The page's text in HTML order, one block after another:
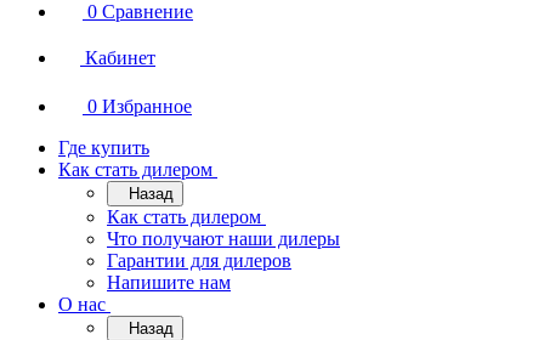
0 Сравнение
Кабинет
0 Избранное
Где купить
Как стать дилером
Назад
Как стать дилером
Что получают наши дилеры
Гарантии для дилеров
Напишите нам
О нас
Назад